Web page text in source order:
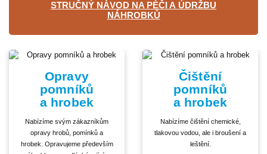
STRUČNÝ NÁVOD NA PÉČI A ÚDRŽBU
NÁHROBKŮ
Opravy
pomníků
a hrobek
Nabízíme svým zákazníkům
opravy hrobů, pomínků a
hrobek. Opravujeme především
Čištění
pomníků
a hrobek
Nabízíme čištění chemické,
tlakovou vodou, ale i broušení a
leštění.